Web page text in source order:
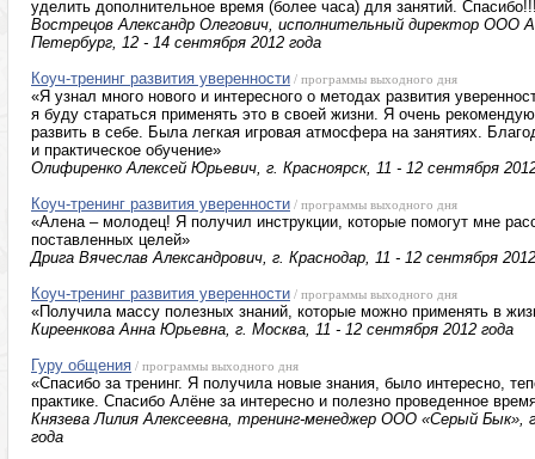
уделить дополнительное время (более часа) для занятий.
Вострецов Александр Олегович, исполнительный директор ООО
Петербург, 12 - 14 сентября 2012 года
Коуч-тренинг развития уверенности / программы выходного дня
«Я узнал много нового и интересного о методах развития
я буду стараться применять это в своей жизни. Я очень
развить в себе. Была легкая игровая атмосфера на занятиях.
и практическое обучение»
Олифиренко Алексей Юрьевич, г. Красноярск, 11 - 12 сентября
Коуч-тренинг развития уверенности / программы выходного дня
«Алена – молодец! Я получил инструкции, которые помогут мне
поставленных целей»
Дрига Вячеслав Александрович, г. Краснодар, 11 - 12 сентября
Коуч-тренинг развития уверенности / программы выходного дня
«Получила массу полезных знаний, которые можно применять в
Киреенкова Анна Юрьевна, г. Москва, 11 - 12 сентября 2012 года
Гуру общения / программы выходного дня
«Спасибо за тренинг. Я получила новые знания, было интересно,
практике. Спасибо Алёне за интересно и полезно проведенное
Князева Лилия Алексеевна, тренинг-менеджер ООО «Серый Бык»,
года